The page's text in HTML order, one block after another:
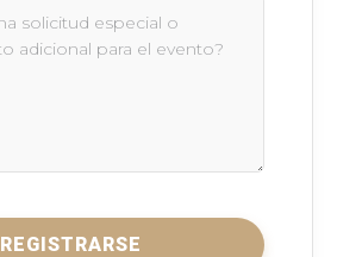
REGISTRARSE